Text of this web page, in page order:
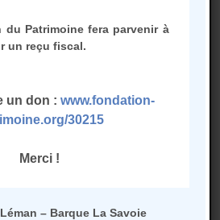
par :
équipier
du Patrimoine fera parvenir à
un reçu fiscal.
un don : www.fondation-
30215
Merci !
– Barque La Savoie